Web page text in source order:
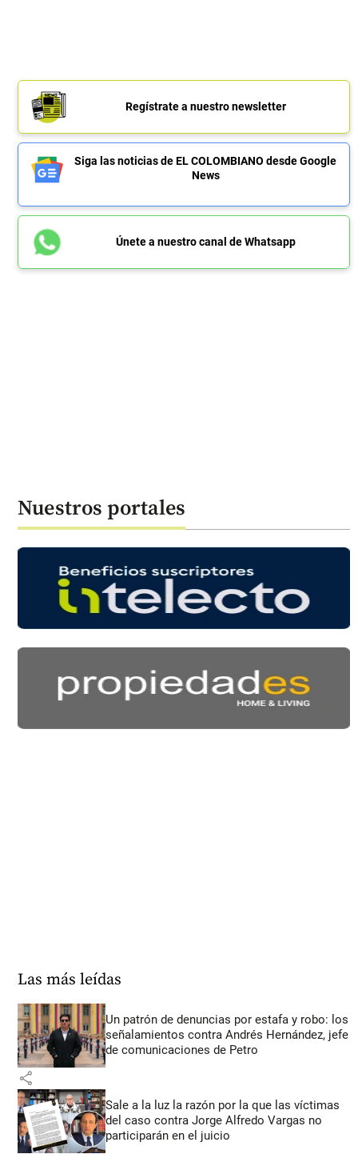
Regístrate a nuestro newsletter
Siga las noticias de EL COLOMBIANO desde Google
News
Únete a nuestro canal de Whatsapp
Nuestros portales
Las más leídas
Un patrón de denuncias por estafa y robo: los
señalamientos contra Andrés Hernández, jefe
de comunicaciones de Petro
share
Sale a la luz la razón por la que las víctimas
del caso contra Jorge Alfredo Vargas no
participarán en el juicio